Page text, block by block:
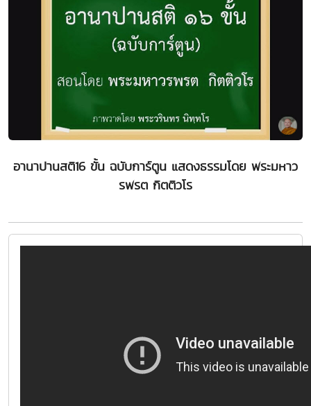
อานาปานสติ16 ขั้น ฉบับการ์ตูน แสดงธรรมโดย พระมหาว
รพรต กิตติวโร